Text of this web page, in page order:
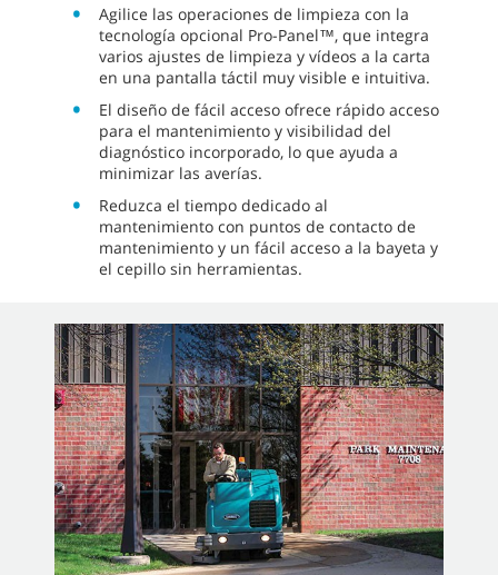
Agilice las operaciones de limpieza con la
tecnología opcional Pro-Panel™, que integra
varios ajustes de limpieza y vídeos a la carta
en una pantalla táctil muy visible e intuitiva.
El diseño de fácil acceso ofrece rápido acceso
para el mantenimiento y visibilidad del
diagnóstico incorporado, lo que ayuda a
minimizar las averías.
Reduzca el tiempo dedicado al
mantenimiento con puntos de contacto de
mantenimiento y un fácil acceso a la bayeta y
el cepillo sin herramientas.